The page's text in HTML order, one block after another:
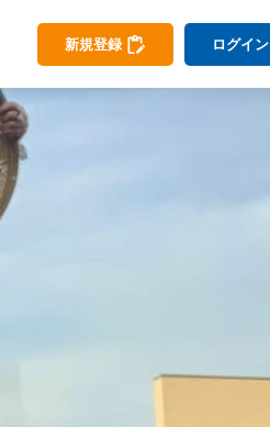
新規登録 ログイン